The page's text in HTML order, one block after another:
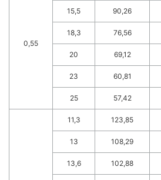
0,55
15,5 90,26
18,3 76,56
20 69,12
23 60,81
25 57,42
11,3 123,85
13 108,29
13,6 102,88